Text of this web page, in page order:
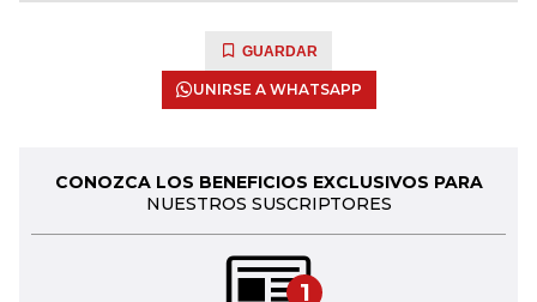
GUARDAR
UNIRSE A WHATSAPP
CONOZCA LOS BENEFICIOS EXCLUSIVOS PARA
NUESTROS SUSCRIPTORES
1